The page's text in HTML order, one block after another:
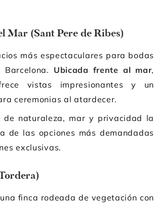
Mar (Sant Pere de Ribes)
más espectaculares para bodas
Ubicada frente al mar,
vistas impresionantes y un
ceremonias al atardecer.
de naturaleza, mar y privacidad la
de las opciones más demandadas
exclusivas.
finca rodeada de vegetación con